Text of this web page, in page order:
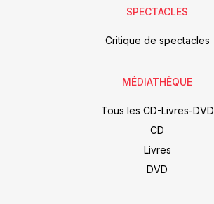
SPECTACLES
Critique de spectacles
MÉDIATHÈQUE
Tous les CD-Livres-DVD
CD
Livres
DVD